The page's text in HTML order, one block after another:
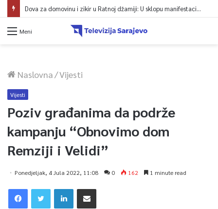
Dova za domovinu i zikir u Ratnoj džamiji: U sklopu manifestacije „Odbrana BiH – Igman 2026“ odana počast herojima
Meni
Naslovna/Vijesti
Vijesti
Poziv građanima da podrže
kampanju “Obnovimo dom
Remziji i Velidi”
Ponedjeljak, 4 Jula 2022, 11:08 0 162 1 minute read